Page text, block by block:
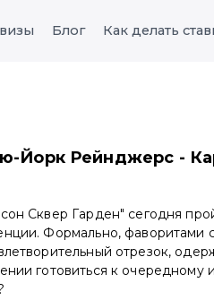
Блог Как делать
Йорк Рейнджерс -
Сквер Гарден" сегодня
Формально, фаворитами
отрезок,
готовиться к